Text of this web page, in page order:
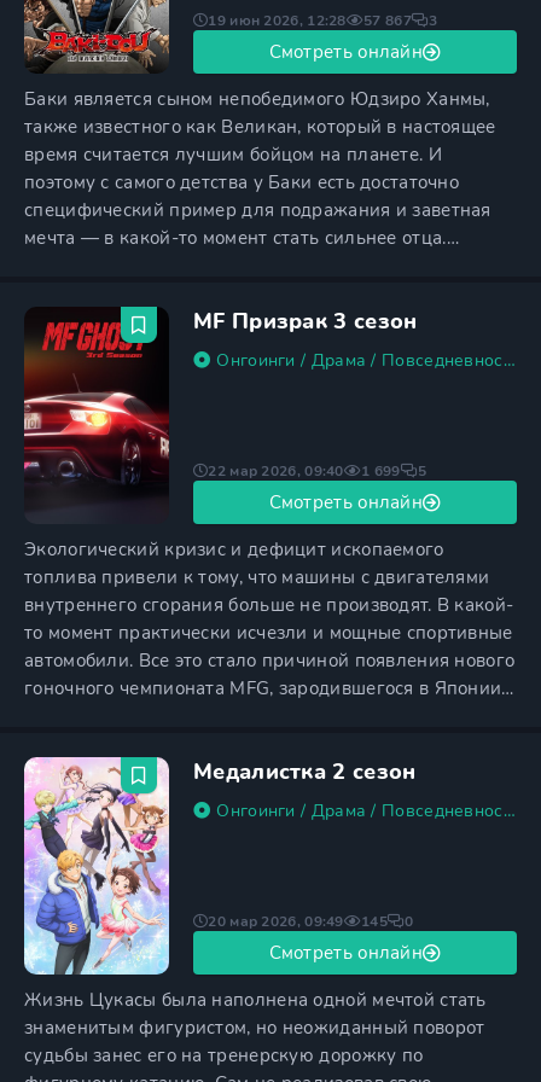
Баки является сыном непобедимого Юдзиро Ханмы,
также известного как Великан, который в настоящее
время считается лучшим бойцом на планете. И
поэтому с самого детства у Баки есть достаточно
специфический пример для подражания и заветная
мечта — в какой-то момент стать сильнее отца.
неприятелей. Баки владеет множеством приемов и
прекрасно разбирается в психологии поединка, и
поэтому парня сложно испугать даже
19 июн 2026, 12:28 57 867 3
Смотреть онлайн
MF Призрак 3 сезон
Онгоинги / Драма / Повседневность
Экологический кризис и дефицит ископаемого
топлива привели к тому, что машины с двигателями
внутреннего сгорания больше не производят. В какой-
то момент практически исчезли и мощные спортивные
автомобили. Все это стало причиной появления нового
гоночного чемпионата MFG, зародившегося в Японии
мгновенно завоевал популярность по всему миру, и
сейчас за гонками наблюдают 30 миллионов человек
из разных
22 мар 2026, 09:40 1 699 5
Смотреть онлайн
Медалистка 2 сезон
Онгоинги / Драма / Повседневность
Жизнь Цукасы была наполнена одной мечтой стать
знаменитым фигуристом, но неожиданный поворот
судьбы занес его на тренерскую дорожку по
20 мар 2026, 09:49 145 0
Смотреть онлайн